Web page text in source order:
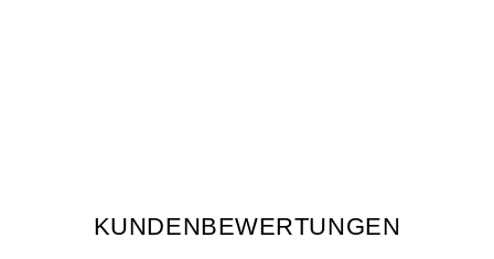
KUNDENBEWERTUNGEN